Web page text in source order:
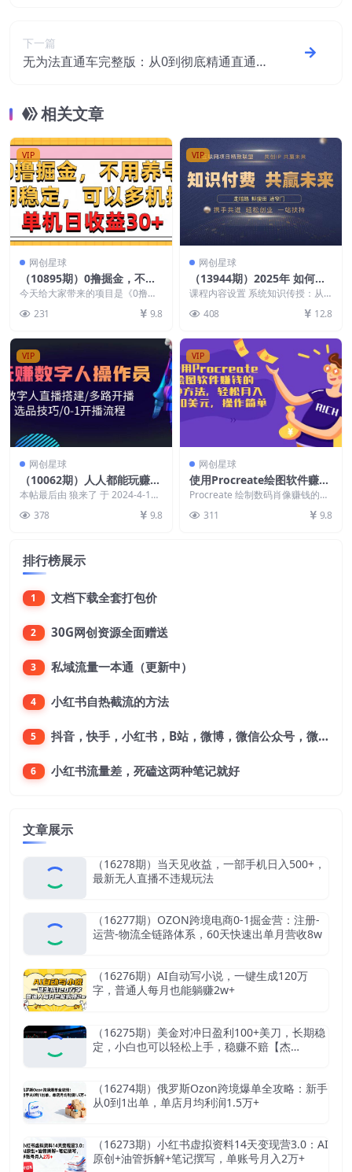
下一篇
无为法直通车完整版：从0到彻底精通直通
相关文章
VIP
网创星球
（10895期）0撸掘金，不用
养号，长期稳定，可以多机操
作，单机日收益30+
今天给大家带来的项目是《0撸掘
机操作，单机日收益3...
231 9.8
VIP
网创星球
（13944期）2025年 如何通
过 “知识付费” 卖项目月入十
万、年入百万，布局2025
与…
课程内容设置 系统知识传授：从
流技巧、朋友圈营销、...
408 12.8
VIP
网创星球
（10062期）人人都能玩赚数
字人操作员 数字人直播搭建/
多路开播/选品技巧/0-1开播
流程
本帖最后由 狼来了 于 2024-4-19
378 9.8
VIP
网创星球
使用Procreate绘图软件赚钱
的5种方法，轻松月入3700美
Procreate 绘制数码肖像赚钱的方
方法，定制...
311 9.8
排行榜展示
1 文档下载全套打包价
2 30G网创资源全面赠送
3 私域流量一本通（更新中）
4 小红书自热截流的方法
5 抖音，快手，小红书，B站，微博，微信公众号，微信视频号。每一个平台，都是不一样的机会，对应不一样的赚钱思路
6 小红书流量差，死磕这两种笔记就好
文章展示
（16278期）当天见收益，一部手机日入500+，
最新无人直播不违规玩法
（16277期）OZON跨境电商0-1掘金营：注册-
运营-物流全链路体系，60天快速出单月营收8w
（16276期）AI自动写小说，一键生成120万
字，普通人每月也能躺赚2w+
（16275期）美金对冲日盈利100+美刀，长期稳
定，小白也可以轻松上手，稳赚不赔【杰…
（16274期）俄罗斯Ozon跨境爆单全攻略：新手
从0到1出单，单店月均利润1.5万+
（16273期）小红书虚拟资料14天变现营3.0：AI
原创+油管拆解+笔记撰写，单账号月入2万+